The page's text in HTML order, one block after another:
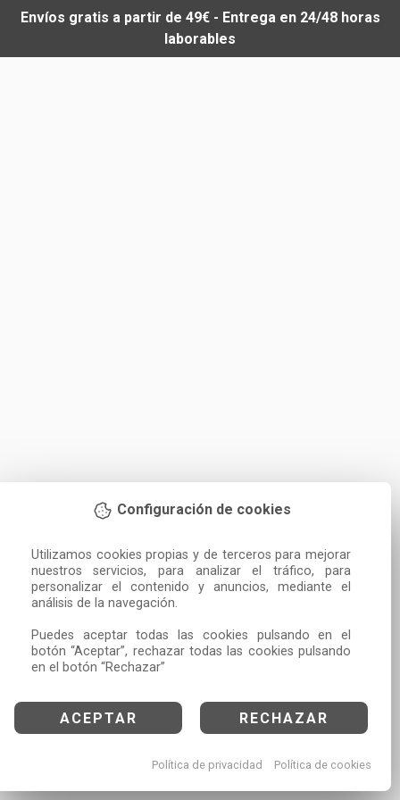
Configuración de cookies
Utilizamos cookies propias y de terceros para mejorar
nuestros servicios, para analizar el tráfico, para
personalizar el contenido y anuncios, mediante el
análisis de la navegación.
Puedes aceptar todas las cookies pulsando en el
botón “Aceptar”, rechazar todas las cookies pulsando
en el botón “Rechazar”
ACEPTAR RECHAZAR
Política de privacidad Política de cookies
Envíos gratis a partir de 49€ - Entrega en 24/48 horas
laborables